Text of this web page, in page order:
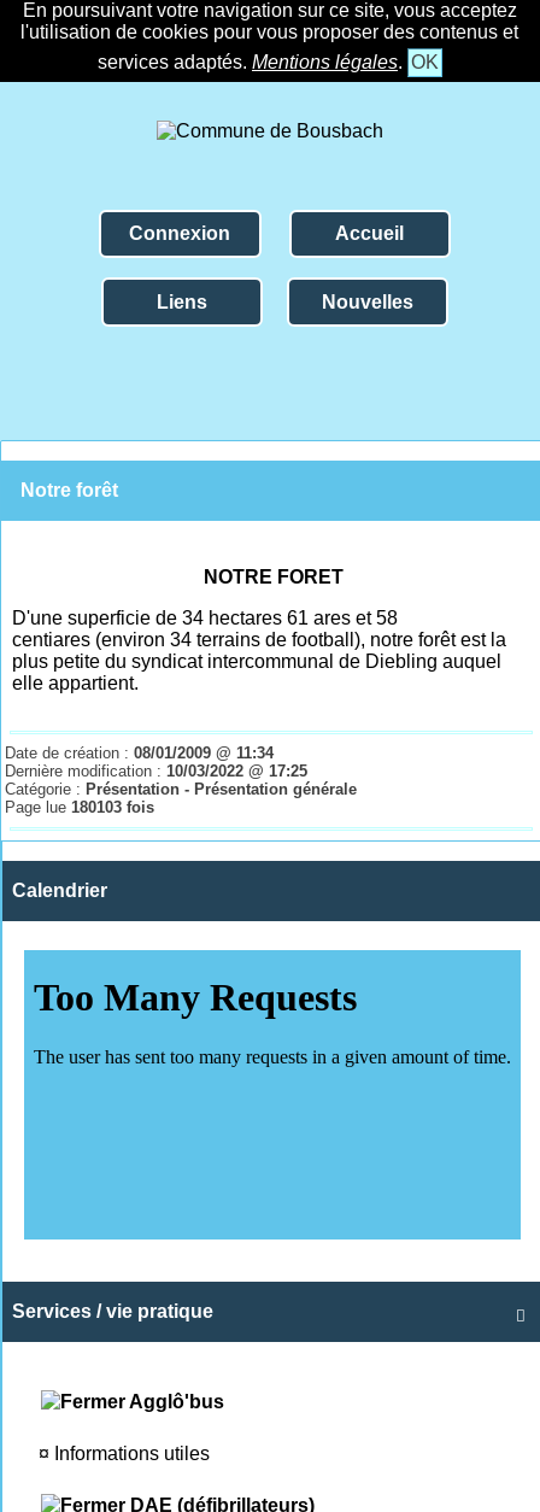
En poursuivant votre navigation sur ce site, vous acceptez
l'utilisation de cookies pour vous proposer des contenus et
services adaptés. Mentions légales. OK
Connexion Accueil
Liens Nouvelles
Notre forêt
NOTRE FORET
D'une superficie de 34 hectares 61 ares et 58
centiares (environ 34 terrains de football), notre forêt est la
plus petite du syndicat intercommunal de Diebling auquel
elle appartient.
Date de création :08/01/2009 @ 11:34
Dernière modification : 10/03/2022 @ 17:25
Catégorie : Présentation - Présentation générale
Page lue 180103 fois
Calendrier

Services / vie pratique
Agglô'bus
¤ Informations utiles
DAE (défibrillateurs)